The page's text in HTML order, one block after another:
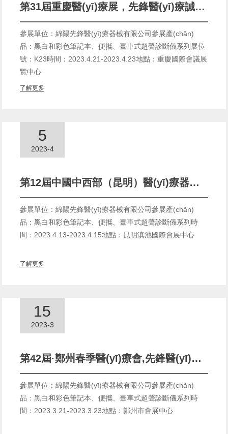
第31屆重慶醫(yī)療展，先鋒醫(yī)療誠邀您的到來(2023.4.21-2023.4.23)
參展單位：綿陽先鋒醫(yī)療器械有限公司參展產(chǎn)
品：黑白和彩色筆記本、便攜、臺車式超聲診斷儀系列展位
號：K23時間：2023.4.21-2023.4.23地點：重慶國際會議展
覽中心
了解更多
5
2023-4
第12屆中國中西部（昆明）醫(yī)療器械展覽會,先鋒醫(yī)療誠邀您的到來(2023.4.13-2023.4.15)
參展單位：綿陽先鋒醫(yī)療器械有限公司參展產(chǎn)
品：黑白和彩色筆記本、便攜、臺車式超聲診斷儀系列時
間：2023.4.13-2023.4.15地點：昆明滇池國際會展中心
了解更多
15
2023-3
第42屆·鄭州春季醫(yī)療會,先鋒醫(yī)療誠邀您的到來(2023.3.21-2023.3.23)
參展單位：綿陽先鋒醫(yī)療器械有限公司參展產(chǎn)
品：黑白和彩色筆記本、便攜、臺車式超聲診斷儀系列時
間：2023.3.21-2023.3.23地點：鄭州市會展中心